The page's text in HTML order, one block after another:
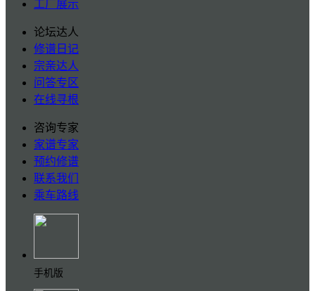
工厂展示
论坛达人
修谱日记
宗亲达人
问答专区
在线寻根
咨询专家
家谱专家
预约修谱
联系我们
乘车路线
手机版